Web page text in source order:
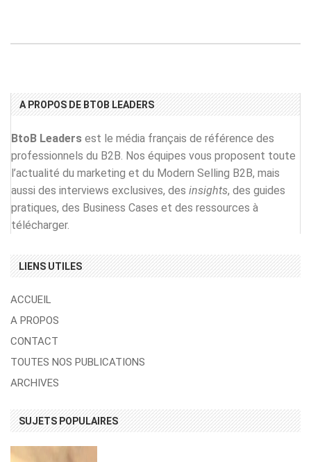
A PROPOS DE BTOB LEADERS
BtoB Leaders est le média français de référence des
professionnels du B2B. Nos équipes vous proposent toute
l’actualité du marketing et du Modern Selling B2B, mais
aussi des interviews exclusives, des insights, des guides
pratiques, des Business Cases et des ressources à
télécharger.
LIENS UTILES
ACCUEIL
A PROPOS
CONTACT
TOUTES NOS PUBLICATIONS
ARCHIVES
SUJETS POPULAIRES